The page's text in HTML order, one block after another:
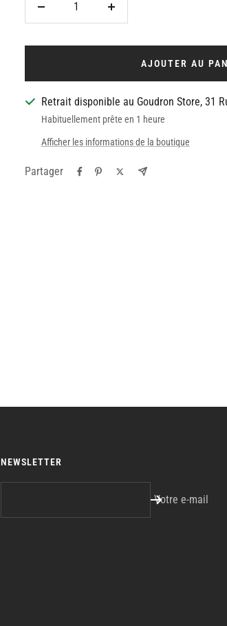
AJOUTER AU
Retrait disponible au Goudron Store, 31
Habituellement prête en 1 heure
Afficher les informations de la boutique
Partager
NEWSLETTER
Votre e-mail